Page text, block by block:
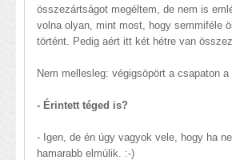
összezártságot megéltem, de nem is
volna olyan, mint most, hogy semmiféle
történt. Pedig aért itt két hétre van
Nem mellesleg: végigsöpört a csapaton a
- Érintett téged is?
- Igen, de én úgy vagyok vele, hogy ha
hamarabb elmúlik. :-)